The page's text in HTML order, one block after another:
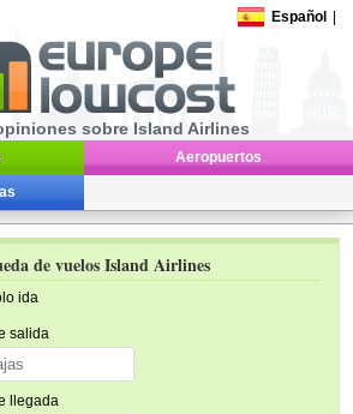
Español
sobre Island Airlines
Aeropuertos
de vuelos Island Airlines
ida
salida
llegada